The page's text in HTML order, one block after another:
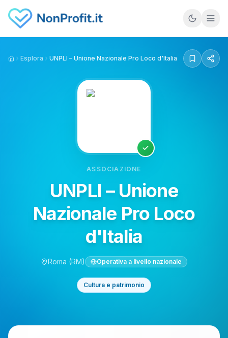
Vai al contenuto principale
HomeEsplora UNPLI – Unione Nazionale Pro Loco d'Italia
ASSOCIAZIONE
UNPLI – Unione
Nazionale Pro Loco
d'Italia
Roma (RM) Operativa a livello nazionale
Cultura e patrimonio